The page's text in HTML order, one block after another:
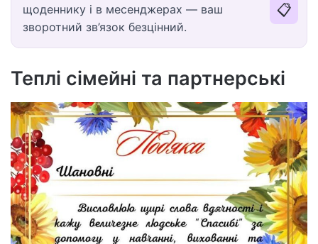
щоденнику і в месенджерах — ваш
зворотний зв’язок безцінний.
📋
Теплі сімейні та партнерські